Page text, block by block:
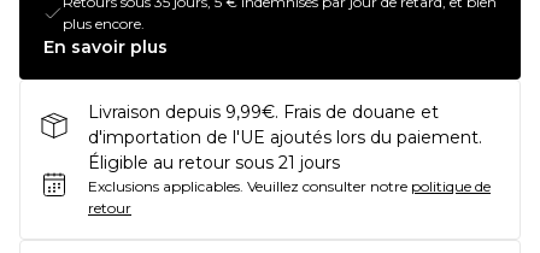
plus encore.
En savoir plus
Livraison depuis 9,99€. Frais de douane et
d'importation de l'UE ajoutés lors du paiement.
Éligible au retour sous 21 jours
Exclusions applicables. Veuillez consulter notre politique de
retour